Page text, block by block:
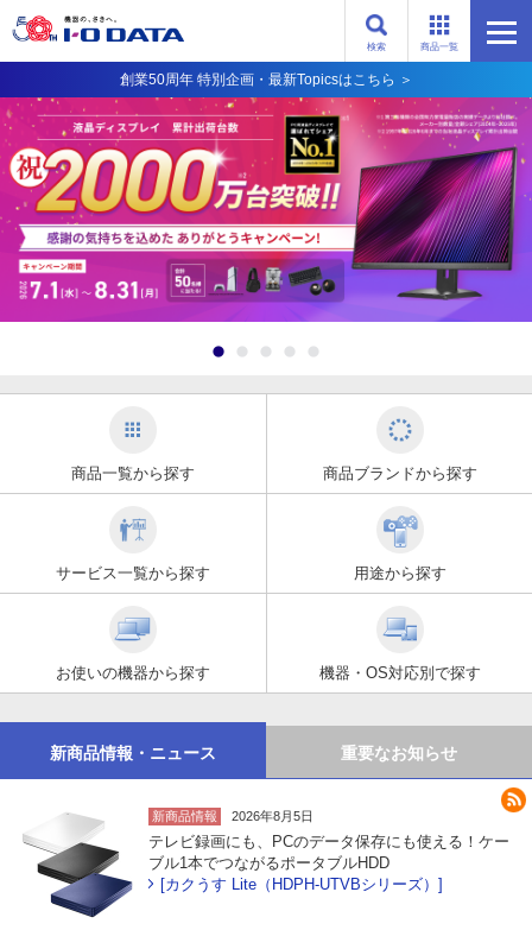
商品一覧
検索
創業50周年 特別企画・最新Topicsはこちら ＞
商品一覧から探す 商品ブランドから探す
サービス一覧から探す 用途から探す
お使いの機器から探す 機器・OS対応別で探す
新商品情報・ニュース
新商品情報 2026年8月5日
テレビ録画にも、PCのデータ保存にも使える！ケー
ブル1本でつながるポータブルHDD
[カクうす Lite（HDPH-UTVBシリーズ）]
重要なお知らせ